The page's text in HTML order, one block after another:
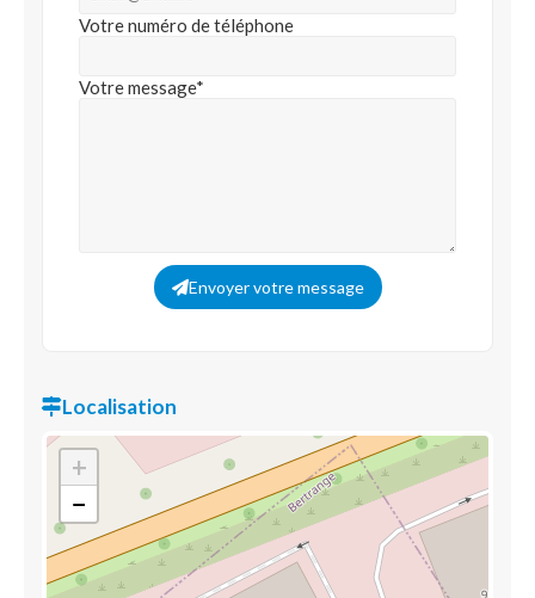
Votre numéro de téléphone
Votre message*
Envoyer votre message
Localisation
+
−